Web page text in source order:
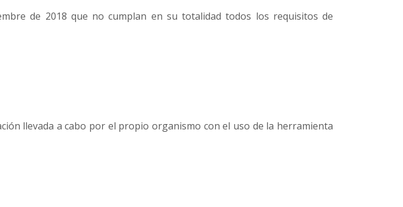
de 2018 que no cumplan en su totalidad todos los requisitos de
llevada a cabo por el propio organismo con el uso de la herramienta